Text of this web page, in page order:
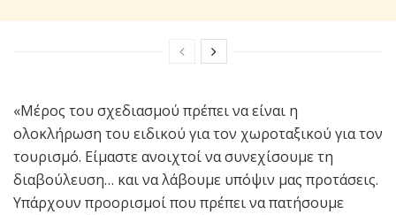
«Μέρος του σχεδιασμού πρέπει να είναι η
ολοκλήρωση του ειδικού για τον χωροταξικού για τον
τουρισμό. Είμαστε ανοιχτοί να συνεχίσουμε τη
διαβούλευση… και να λάβουμε υπόψιν μας προτάσεις.
Υπάρχουν προορισμοί που πρέπει να πατήσουμε